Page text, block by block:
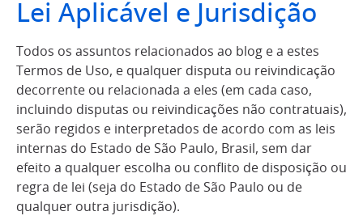
Lei Aplicável e Jurisdição
Todos os assuntos relacionados ao blog e a estes
Termos de Uso, e qualquer disputa ou reivindicação
decorrente ou relacionada a eles (em cada caso,
incluindo disputas ou reivindicações não contratuais),
serão regidos e interpretados de acordo com as leis
internas do Estado de São Paulo, Brasil, sem dar
efeito a qualquer escolha ou conflito de disposição ou
regra de lei (seja do Estado de São Paulo ou de
qualquer outra jurisdição).